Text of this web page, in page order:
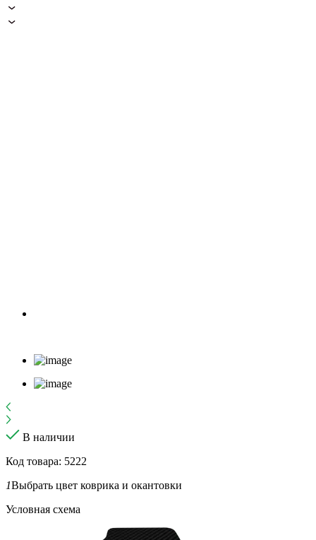
В наличии
Код товара: 5222
1Выбрать цвет коврика и окантовки
Условная схема